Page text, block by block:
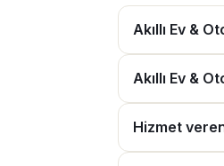
Akıllı Ev &
Akıllı Ev &
Hizmet